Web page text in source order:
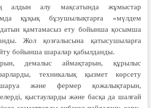
алдын алу мақсатында жұмыстар
құқық бұзушылықтарға «мүлдем
қамтамасыз ету бойынша қосымша
Жол қозғалысына қатысушыларға
бойынша шаралар қабылданды.
демалыс аймақтарын, құрылыс
техникалық қызмет көрсету
шаруа және фермер қожалықтарын,
қыстауларды және басқа да шалғай